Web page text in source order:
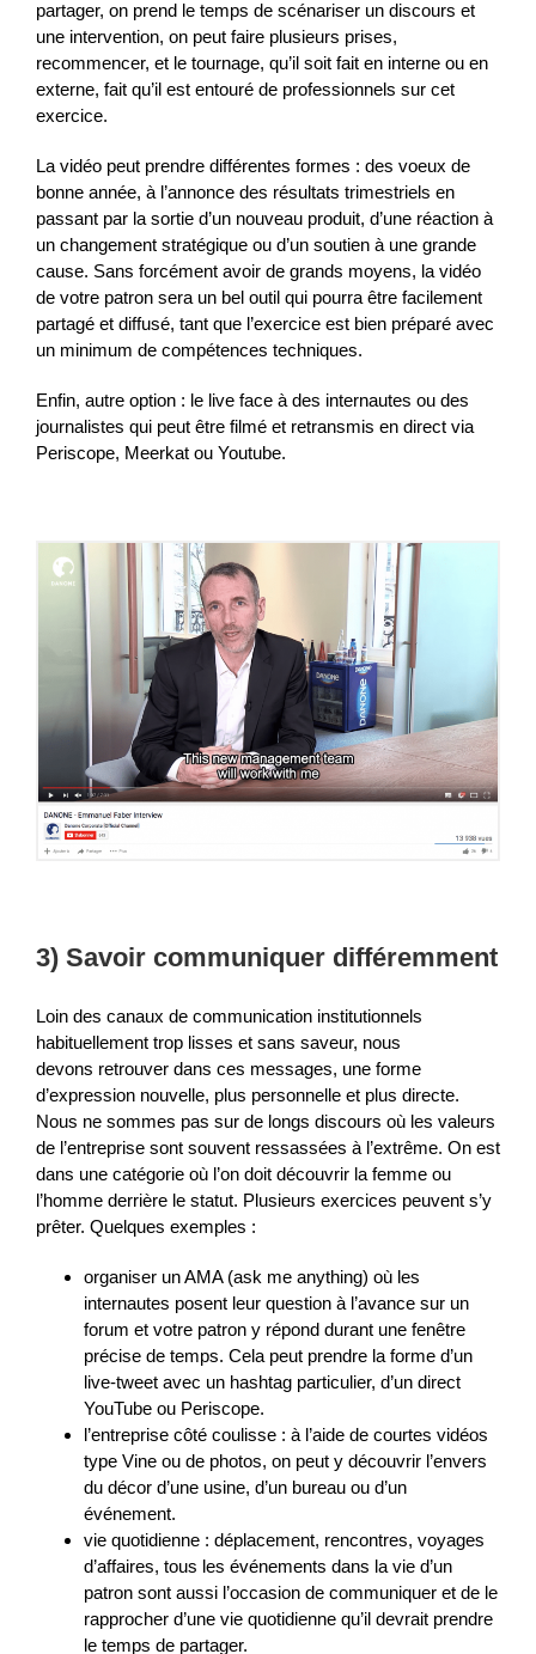
partager, on prend le temps de scénariser un discours et
une intervention, on peut faire plusieurs prises,
recommencer, et le tournage, qu’il soit fait en interne ou en
externe, fait qu’il est entouré de professionnels sur cet
exercice.
La vidéo peut prendre différentes formes : des voeux de
bonne année, à l’annonce des résultats trimestriels en
passant par la sortie d’un nouveau produit, d’une réaction à
un changement stratégique ou d’un soutien à une grande
cause. Sans forcément avoir de grands moyens, la vidéo
de votre patron sera un bel outil qui pourra être facilement
partagé et diffusé, tant que l’exercice est bien préparé avec
un minimum de compétences techniques.
Enfin, autre option : le live face à des internautes ou des
journalistes qui peut être filmé et retransmis en direct via
Periscope, Meerkat ou Youtube.
3) Savoir communiquer différemment
Loin des canaux de communication institutionnels
habituellement trop lisses et sans saveur, nous
devons retrouver dans ces messages, une forme
d’expression nouvelle, plus personnelle et plus directe.
Nous ne sommes pas sur de longs discours où les valeurs
de l’entreprise sont souvent ressassées à l’extrême. On est
dans une catégorie où l’on doit découvrir la femme ou
l’homme derrière le statut. Plusieurs exercices peuvent s’y
prêter. Quelques exemples :
organiser un AMA (ask me anything) où les
internautes posent leur question à l’avance sur un
forum et votre patron y répond durant une fenêtre
précise de temps. Cela peut prendre la forme d’un
live-tweet avec un hashtag particulier, d’un direct
YouTube ou Periscope.
l’entreprise côté coulisse : à l’aide de courtes vidéos
type Vine ou de photos, on peut y découvrir l’envers
du décor d’une usine, d’un bureau ou d’un
événement.
vie quotidienne : déplacement, rencontres, voyages
d’affaires, tous les événements dans la vie d’un
patron sont aussi l’occasion de communiquer et de le
rapprocher d’une vie quotidienne qu’il devrait prendre
le temps de partager.